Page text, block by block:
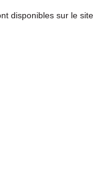
disponibles sur le site